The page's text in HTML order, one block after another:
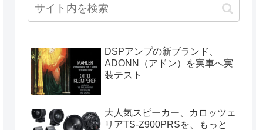
DSPアンプの新ブランド、
ADONN（アドン）を実車へ実
装テスト
大人気スピーカー、カロッツェ
リアTS-Z900PRSを、もっと